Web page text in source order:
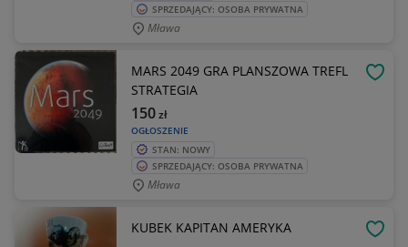
SPRZEDAJĄCY: OSOBA PRYWATNA
Mława
MARS 2049 GRA PLANSZOWA TREFL
STRATEGIA
OGŁOSZENIE
150zł
STAN: NOWY
SPRZEDAJĄCY: OSOBA PRYWATNA
Mława
KUBEK KAPITAN AMERYKA